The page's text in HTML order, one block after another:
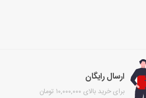
ارسال رایگان
برای خرید بالای ۱۰,۰۰۰,۰۰۰ تومان